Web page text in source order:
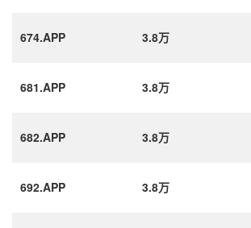
674.APP 3.8万
681.APP 3.8万
682.APP 3.8万
692.APP 3.8万